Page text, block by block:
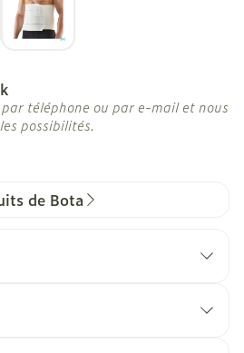
téléphone ou par e-mail et nous
possibilités.
de Bota